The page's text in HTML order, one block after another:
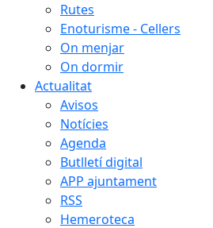
Rutes
Enoturisme - Cellers
On menjar
On dormir
Actualitat
Avisos
Notícies
Agenda
Butlletí digital
APP ajuntament
RSS
Hemeroteca